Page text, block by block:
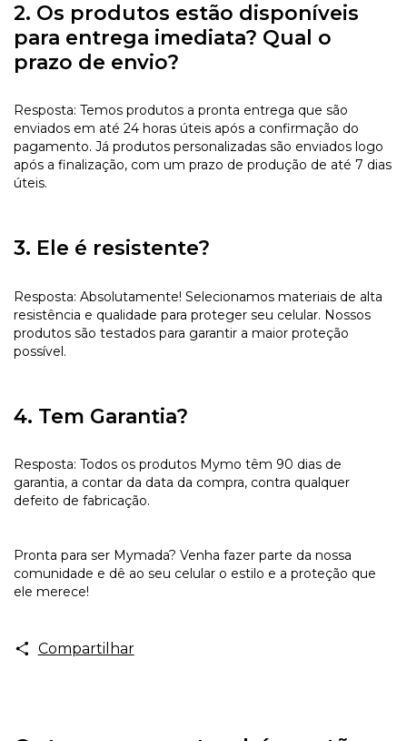
2. Os produtos estão disponíveis
para entrega imediata? Qual o
prazo de envio?
Resposta: Temos produtos a pronta entrega que são
enviados em até 24 horas úteis após a confirmação do
pagamento. Já produtos personalizadas são enviados logo
após a finalização, com um prazo de produção de até 7 dias
úteis.
3. Ele é resistente?
Resposta: Absolutamente! Selecionamos materiais de alta
resistência e qualidade para proteger seu celular. Nossos
produtos são testados para garantir a maior proteção
possível.
4. Tem Garantia?
Resposta: Todos os produtos Mymo têm 90 dias de
garantia, a contar da data da compra, contra qualquer
defeito de fabricação.
Pronta para ser Mymada? Venha fazer parte da nossa
comunidade e dê ao seu celular o estilo e a proteção que
ele merece!
Compartilhar